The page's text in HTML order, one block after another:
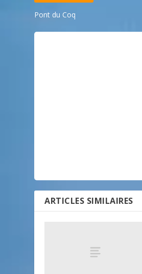
Pont du Coq
ARTICLES SIMILAIRES